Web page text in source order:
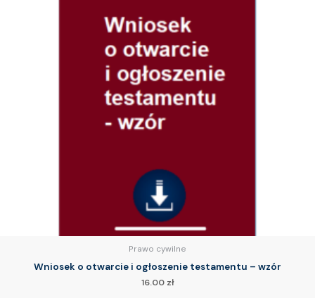
Prawo cywilne
Wniosek o otwarcie i ogłoszenie testamentu – wzór
16.00 zł